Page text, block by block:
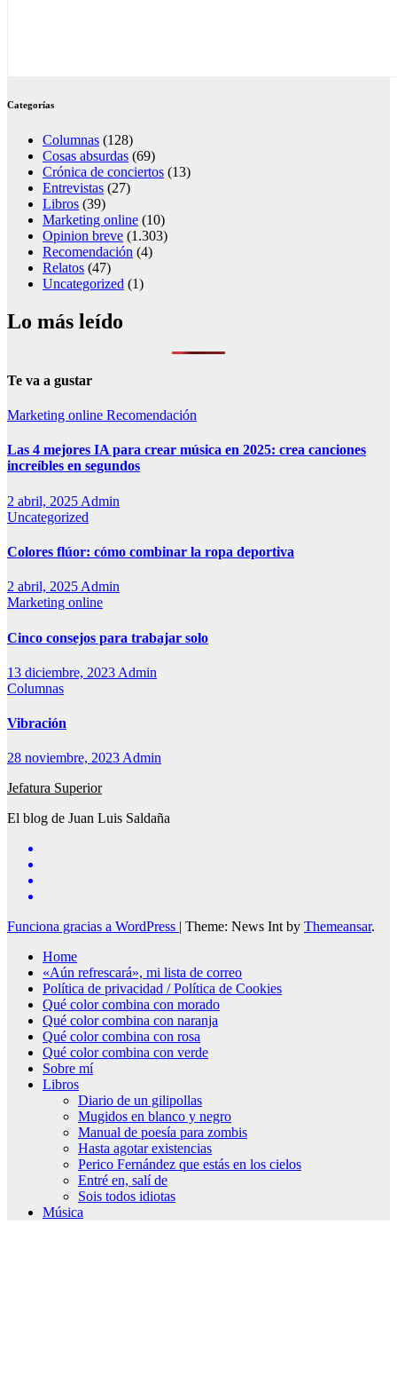
Categorías
Columnas (128)
Cosas absurdas (69)
Crónica de conciertos (13)
Entrevistas (27)
Libros (39)
Marketing online (10)
Opinion breve (1.303)
Recomendación (4)
Relatos (47)
Uncategorized (1)
Lo más leído
Te va a gustar
Marketing online Recomendación
Las 4 mejores IA para crear música en 2025: crea canciones
increíbles en segundos
2 abril, 2025 Admin
Uncategorized
Colores flúor: cómo combinar la ropa deportiva
2 abril, 2025 Admin
Marketing online
Cinco consejos para trabajar solo
13 diciembre, 2023 Admin
Columnas
Vibración
28 noviembre, 2023 Admin
Jefatura Superior
El blog de Juan Luis Saldaña
Funciona gracias a WordPress | Theme: News Int by Themeansar.
Home
«Aún refrescará», mi lista de correo
Política de privacidad / Política de Cookies
Qué color combina con morado
Qué color combina con naranja
Qué color combina con rosa
Qué color combina con verde
Sobre mí
Libros
Diario de un gilipollas
Mugidos en blanco y negro
Manual de poesía para zombis
Hasta agotar existencias
Perico Fernández que estás en los cielos
Entré en, salí de
Sois todos idiotas
Música